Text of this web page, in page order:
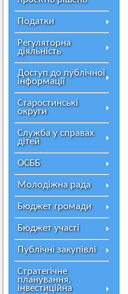
Податки
Регуляторна
діяльність
Доступ до публічної
інформації
Старостинські
округи
Служба у справах
дітей
ОСББ
Молодіжна рада
Бюджет громади
Бюджет участі
Публічні закупівлі
Стратегічне
планування,
інвестиційна